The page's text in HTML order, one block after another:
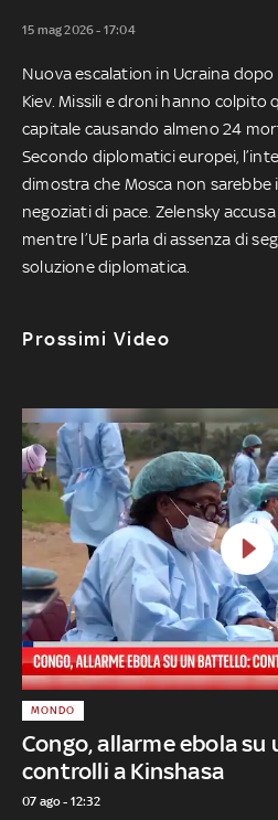
15 mag 2026 - 17:04
Nuova escalation in Ucraina
Kiev. Missili e droni hanno colpito
capitale causando almeno 24
Secondo diplomatici europei,
dimostra che Mosca non sarebbe
negoziati di pace. Zelensky
mentre l’UE parla di assenza di
soluzione diplomatica.
Prossimi Video
Congo, allarme ebola
controlli a Kinshasa
MONDO
07 ago - 12:32